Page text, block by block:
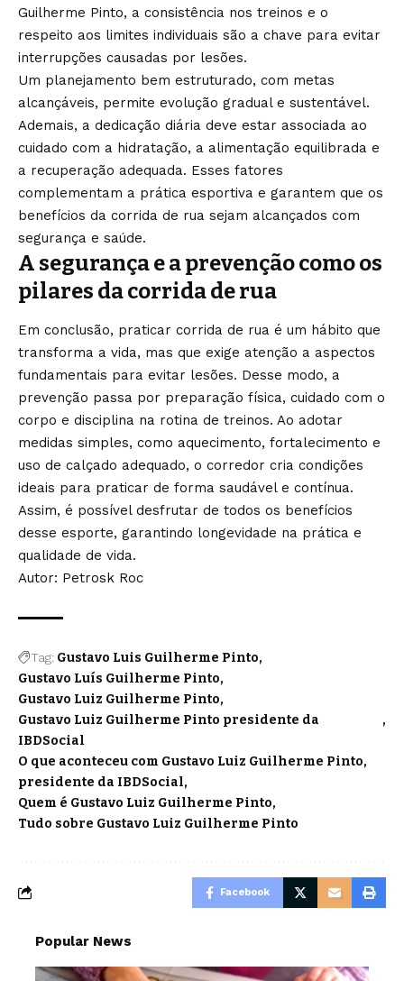
Guilherme Pinto, a consistência nos treinos e o
respeito aos limites individuais são a chave para evitar
interrupções causadas por lesões.
Um planejamento bem estruturado, com metas
alcançáveis, permite evolução gradual e sustentável.
Ademais, a dedicação diária deve estar associada ao
cuidado com a hidratação, a alimentação equilibrada e
a recuperação adequada. Esses fatores
complementam a prática esportiva e garantem que os
benefícios da corrida de rua sejam alcançados com
segurança e saúde.
A segurança e a prevenção como os
pilares da corrida de rua
Em conclusão, praticar corrida de rua é um hábito que
transforma a vida, mas que exige atenção a aspectos
fundamentais para evitar lesões. Desse modo, a
prevenção passa por preparação física, cuidado com o
corpo e disciplina na rotina de treinos. Ao adotar
medidas simples, como aquecimento, fortalecimento e
uso de calçado adequado, o corredor cria condições
ideais para praticar de forma saudável e contínua.
Assim, é possível desfrutar de todos os benefícios
desse esporte, garantindo longevidade na prática e
qualidade de vida.
Autor: Petrosk Roc
Tag: Gustavo Luis Guilherme Pinto
Gustavo Luís Guilherme Pinto
Gustavo Luiz Guilherme Pinto
Gustavo Luiz Guilherme Pinto presidente da
IBDSocial
O que aconteceu com Gustavo Luiz Guilherme Pinto
presidente da IBDSocial
Quem é Gustavo Luiz Guilherme Pinto
Tudo sobre Gustavo Luiz Guilherme Pinto
Facebook
Popular News